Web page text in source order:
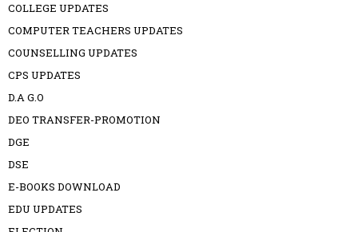
COLLEGE UPDATES
COMPUTER TEACHERS UPDATES
COUNSELLING UPDATES
CPS UPDATES
D.A G.O
DEO TRANSFER-PROMOTION
DGE
DSE
E-BOOKS DOWNLOAD
EDU UPDATES